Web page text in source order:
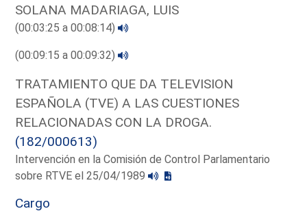
SOLANA MADARIAGA, LUIS
(00:03:25 a 00:08:14)
(00:09:15 a 00:09:32)
TRATAMIENTO QUE DA TELEVISION
ESPAÑOLA (TVE) A LAS CUESTIONES
RELACIONADAS CON LA DROGA.
(182/000613)
Intervención en la Comisión de Control Parlamentario
sobre RTVE el 25/04/1989
Cargo